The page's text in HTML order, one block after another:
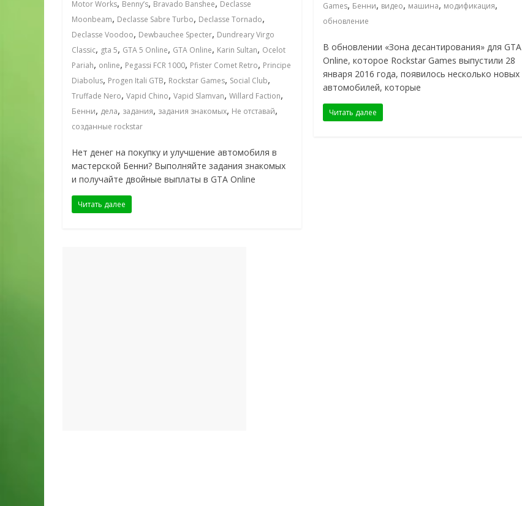
Motor Works, Benny’s, Bravado Banshee, Declasse
Moonbeam, Declasse Sabre Turbo, Declasse Tornado,
Declasse Voodoo, Dewbauchee Specter, Dundreary Virgo
Classic, gta 5, GTA 5 Online, GTA Online, Karin Sultan, Ocelot
Pariah, online, Pegassi FCR 1000, Pfister Comet Retro, Principe
Diabolus, Progen Itali GTB, Rockstar Games, Social Club,
Truffade Nero, Vapid Chino, Vapid Slamvan, Willard Faction,
Бенни, дела, задания, задания знакомых, Не отставай,
созданные rockstar
Нет денег на покупку и улучшение автомобиля в
мастерской Бенни? Выполняйте задания знакомых
и получайте двойные выплаты в GTA Online
Читать далее
Games, Бенни, видео, машина, модификация,
обновление
В обновлении «Зона десантирования» для GTA
Online, которое Rockstar Games выпустили 28
января 2016 года, появилось несколько новых
автомобилей, которые
Читать далее